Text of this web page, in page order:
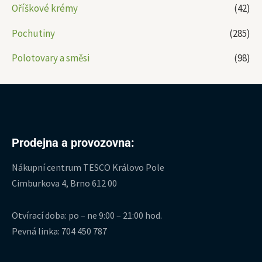
Oříškové krémy
(42)
Pochutiny
(285)
Polotovary a směsi
(98)
Prodejna a provozovna:
Nákupní centrum TESCO Královo Pole
Cimburkova 4, Brno 612 00
Otvírací doba: po – ne 9:00 – 21:00 hod.
Pevná linka: 704 450 787